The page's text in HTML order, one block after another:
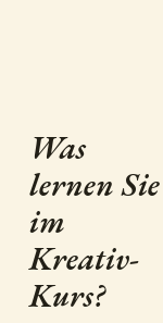
Was
lernen Sie
im
Kreativ-
Kurs?